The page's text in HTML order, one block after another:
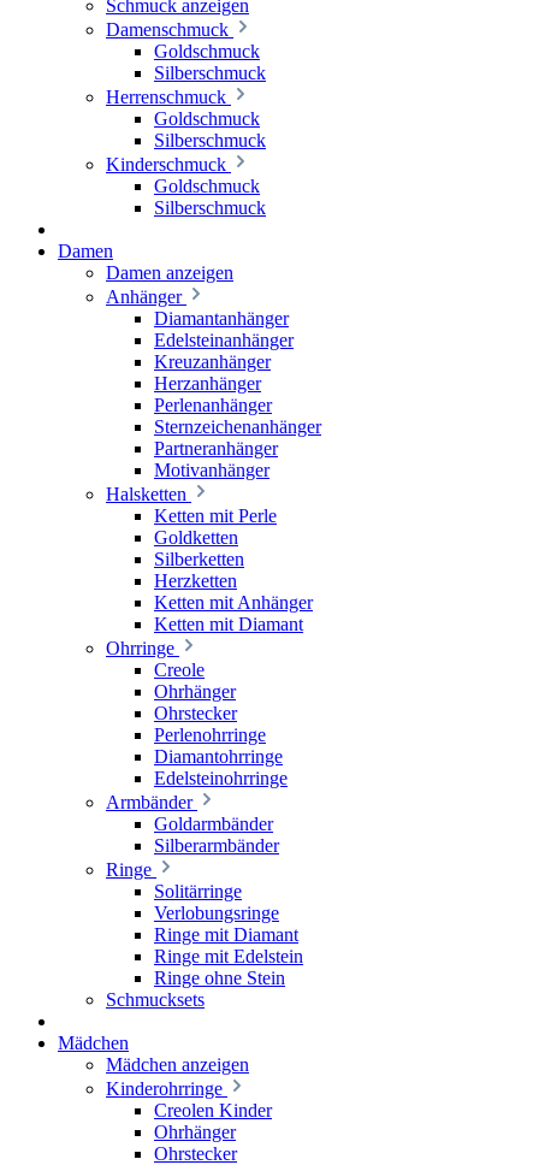
Schmuck anzeigen
Damenschmuck
Goldschmuck
Silberschmuck
Herrenschmuck
Goldschmuck
Silberschmuck
Kinderschmuck
Goldschmuck
Silberschmuck
Damen
Damen anzeigen
Anhänger
Diamantanhänger
Edelsteinanhänger
Kreuzanhänger
Herzanhänger
Perlenanhänger
Sternzeichenanhänger
Partneranhänger
Motivanhänger
Halsketten
Ketten mit Perle
Goldketten
Silberketten
Herzketten
Ketten mit Anhänger
Ketten mit Diamant
Ohrringe
Creole
Ohrhänger
Ohrstecker
Perlenohrringe
Diamantohrringe
Edelsteinohrringe
Armbänder
Goldarmbänder
Silberarmbänder
Ringe
Solitärringe
Verlobungsringe
Ringe mit Diamant
Ringe mit Edelstein
Ringe ohne Stein
Schmucksets
Mädchen
Mädchen anzeigen
Kinderohrringe
Creolen Kinder
Ohrhänger
Ohrstecker